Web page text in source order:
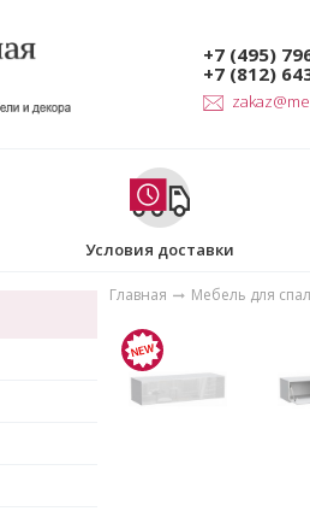
+7 (495)
+7 (812)
Условия доставки
Главная Мебель для